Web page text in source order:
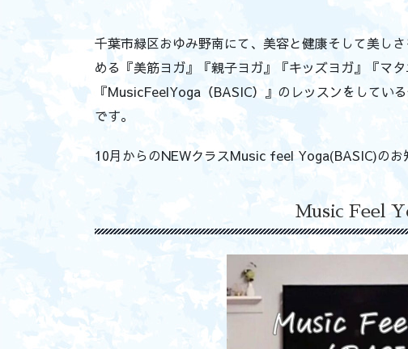
千葉市緑区おゆみ野南にて、美容と健康そして美し
める『美筋ヨガ』『親子ヨガ』『キッズヨガ』『マ
『MusicFeelYoga（BASIC）』のレッスンをしてい
です。
10月からのNEWクラスMusic feel Yoga(BASIC)のお
Music Feel